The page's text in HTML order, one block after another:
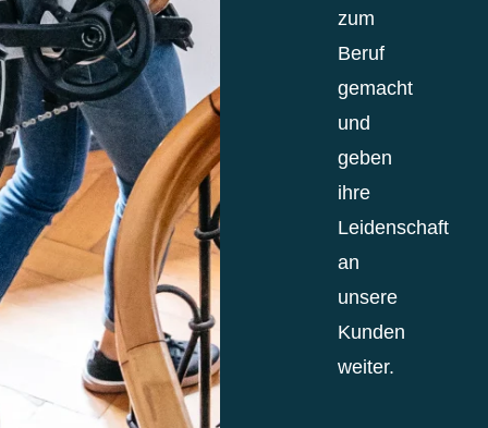
zum
Beruf
gemacht
und
geben
ihre
Leidenschaft
an
unsere
Kunden
weiter.